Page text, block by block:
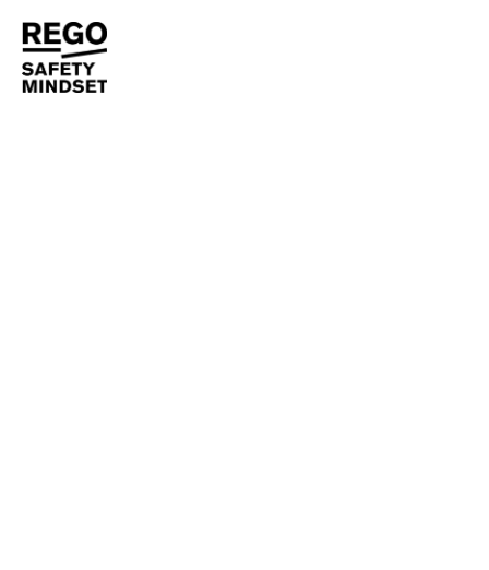
OGNI VITA CONTA: 3
DEFIBRILLATORI A SERVIZIO
DELLE PERSONE E DEL